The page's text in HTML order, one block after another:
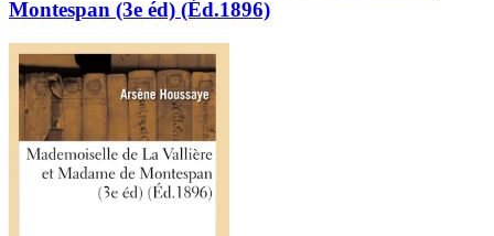
Montespan (3e éd) (Éd.1896)